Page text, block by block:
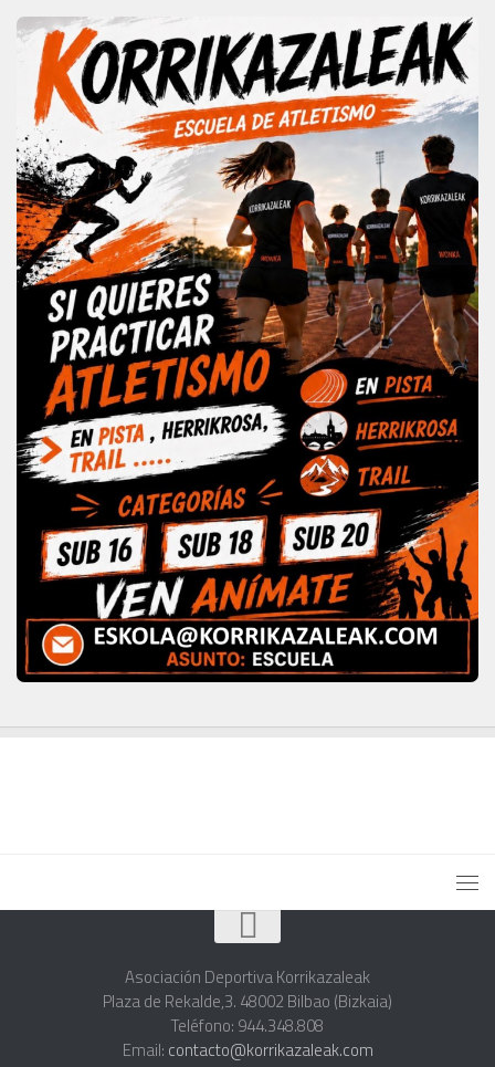
Asociación Deportiva Korrikazaleak
Plaza de Rekalde,3. 48002 Bilbao (Bizkaia)
Teléfono: 944.348.808
Email: contacto@korrikazaleak.com